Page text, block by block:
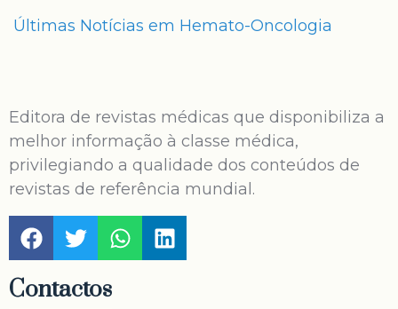
Últimas Notícias em Hemato-Oncologia
Editora de revistas médicas que disponibiliza a
melhor informação à classe médica,
privilegiando a qualidade dos conteúdos de
revistas de referência mundial.
Contactos